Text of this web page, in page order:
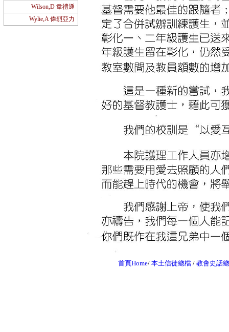
Wilson,D 韋禮遜
Wylie,A 偉烈亞力
首頁Home/ 本土信徒總檔 / 教會史話總